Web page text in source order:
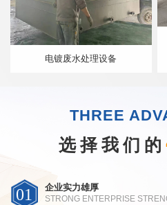
电镀废水处理设备
THREE
选择我们的
01 企业实力雄厚
STRONG ENTERPRISE